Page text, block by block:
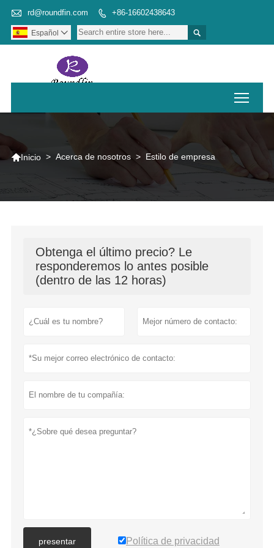
 rd@roundfin.com  +86-16602438643

Español 
Inicio > Acerca de nosotros > Estilo de empresa
Obtenga el último precio? Le
responderemos lo antes posible
(dentro de las 12 horas)
presentar Política de privacidad